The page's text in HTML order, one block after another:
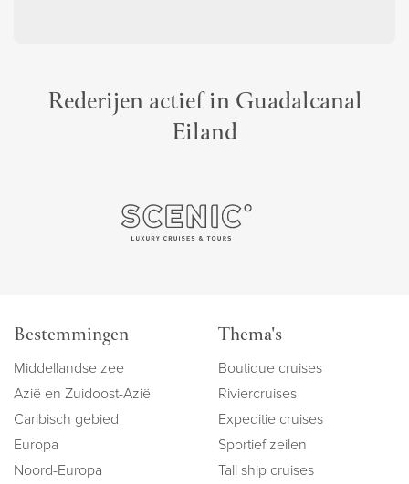
Rederijen actief in Guadalcanal
Eiland
Bestemmingen
Middellandse zee
Azië en Zuidoost-Azië
Caribisch gebied
Europa
Noord-Europa
Thema's
Boutique cruises
Riviercruises
Expeditie cruises
Sportief zeilen
Tall ship cruises